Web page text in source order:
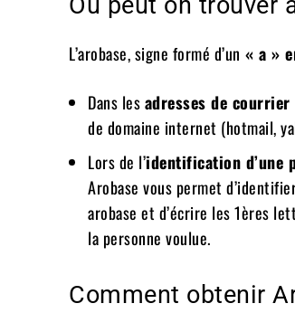
L’arobase, signe formé d’un « a »
Dans lesadresses de
de domaine internet (hotmail,
Lors de l’identification d’une
Arobase vous permet
arobase et d’écrire les 1ères
la personne voulue.
Comment obtenir